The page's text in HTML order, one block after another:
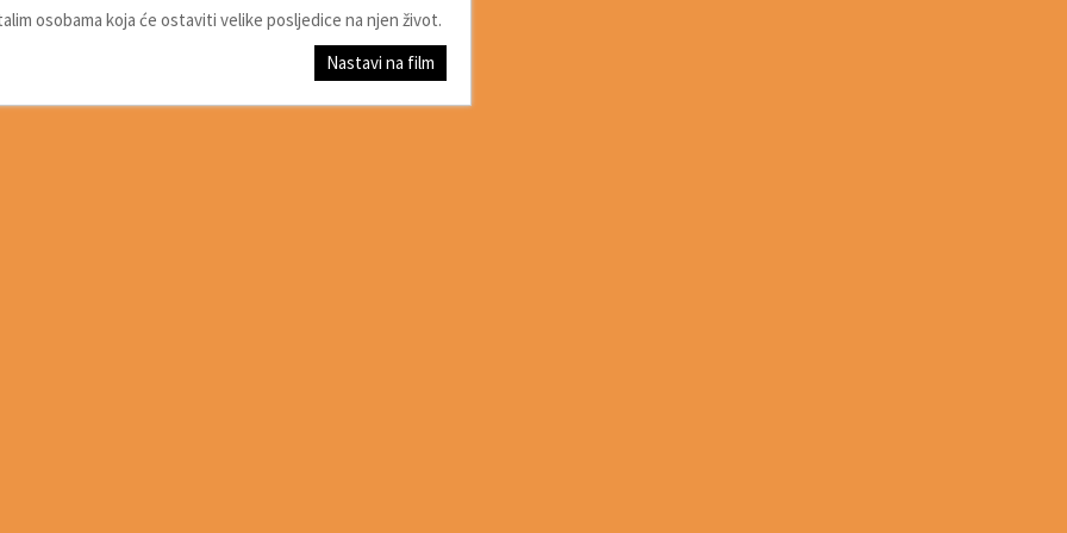
osobama koja će ostaviti velike posljedice na njen život.
Nastavi na film